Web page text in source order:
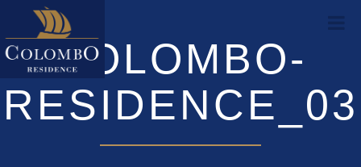
COLOMBO-
RESIDENCE_03